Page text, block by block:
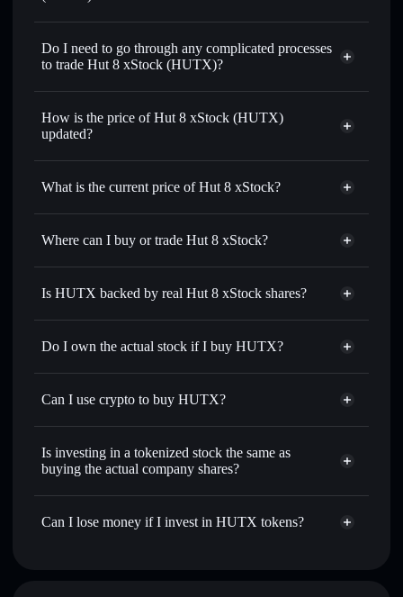
1:1 backed,
Do I need to go through any complicated processes
to trade Hut 8 xStock (HUTX)?
How is the price of Hut 8 xStock (HUTX)
updated?
Hut 8 xStock
What is the current price of Hut 8 xStock?
Hut 8 xStock
$88.59
Where can I buy or trade Hut 8 xStock?
Is HUTX backed by real Hut 8 xStock shares?
Do I own the actual stock if I buy HUTX?
Can I use crypto to buy HUTX?
Is investing in a tokenized stock the same as
buying the actual company shares?
Can I lose money if I invest in HUTX tokens?